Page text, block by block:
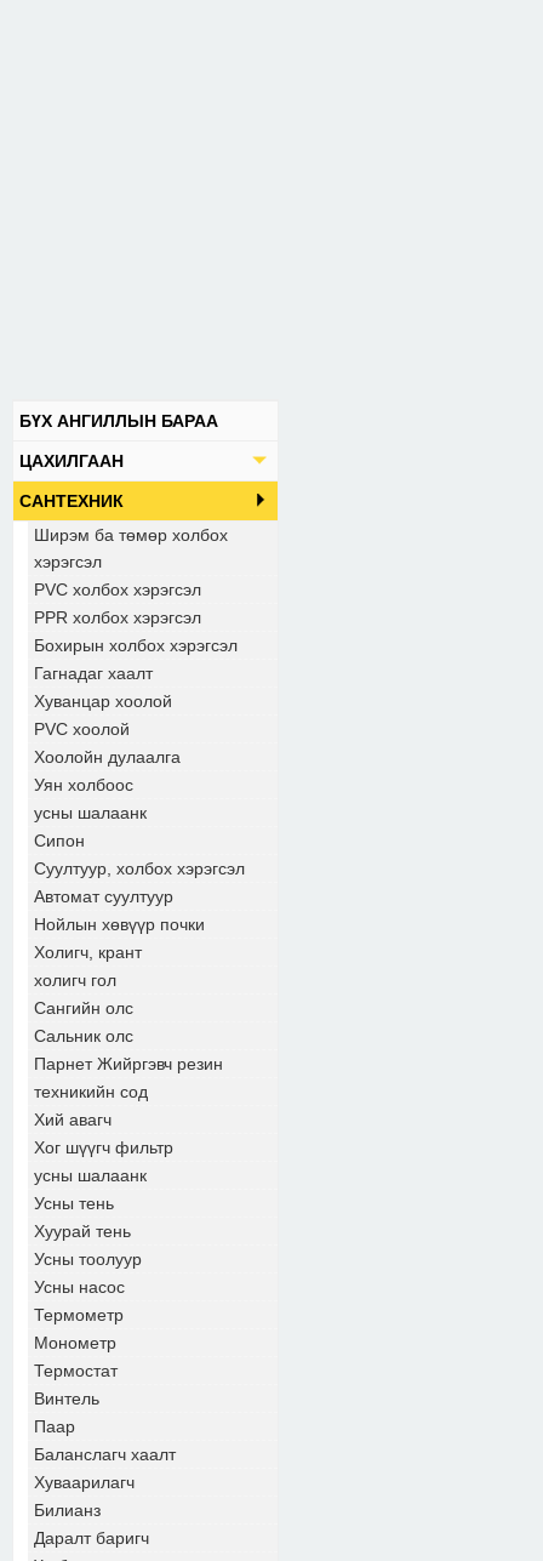
БҮХ АНГИЛЛЫН БАРАА
ЦАХИЛГААН
САНТЕХНИК
Ширэм ба төмөр холбох
хэрэгсэл
PVC холбох хэрэгсэл
PPR холбох хэрэгсэл
Бохирын холбох хэрэгсэл
Гагнадаг хаалт
Хуванцар хоолой
PVC хоолой
Хоолойн дулаалга
Уян холбоос
усны шалаанк
Сипон
Суултуур, холбох хэрэгсэл
Автомат суултуур
Нойлын хөвүүр почки
Холигч, крант
холигч гол
Сангийн олс
Сальник олс
Парнет Жийргэвч резин
техникийн сод
Хий авагч
Хог шүүгч фильтр
усны шалаанк
Усны тень
Хуурай тень
Усны тоолуур
Усны насос
Термометр
Монометр
Термостат
Винтель
Паар
Баланслагч хаалт
Хуваарилагч
Билианз
Даралт баригч